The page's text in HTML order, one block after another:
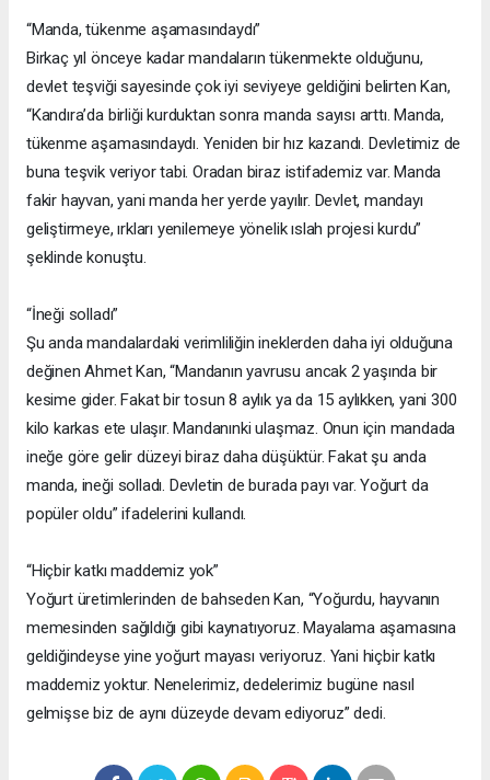
“Manda, tükenme aşamasındaydı”
Birkaç yıl önceye kadar mandaların tükenmekte olduğunu,
devlet teşviği sayesinde çok iyi seviyeye geldiğini belirten Kan,
“Kandıra’da birliği kurduktan sonra manda sayısı arttı. Manda,
tükenme aşamasındaydı. Yeniden bir hız kazandı. Devletimiz de
buna teşvik veriyor tabi. Oradan biraz istifademiz var. Manda
fakir hayvan, yani manda her yerde yayılır. Devlet, mandayı
geliştirmeye, ırkları yenilemeye yönelik ıslah projesi kurdu”
şeklinde konuştu.
“İneği solladı”
Şu anda mandalardaki verimliliğin ineklerden daha iyi olduğuna
değinen Ahmet Kan, “Mandanın yavrusu ancak 2 yaşında bir
kesime gider. Fakat bir tosun 8 aylık ya da 15 aylıkken, yani 300
kilo karkas ete ulaşır. Mandanınki ulaşmaz. Onun için mandada
ineğe göre gelir düzeyi biraz daha düşüktür. Fakat şu anda
manda, ineği solladı. Devletin de burada payı var. Yoğurt da
popüler oldu” ifadelerini kullandı.
“Hiçbir katkı maddemiz yok”
Yoğurt üretimlerinden de bahseden Kan, “Yoğurdu, hayvanın
memesinden sağıldığı gibi kaynatıyoruz. Mayalama aşamasına
geldiğindeyse yine yoğurt mayası veriyoruz. Yani hiçbir katkı
maddemiz yoktur. Nenelerimiz, dedelerimiz bugüne nasıl
gelmişse biz de aynı düzeyde devam ediyoruz” dedi.